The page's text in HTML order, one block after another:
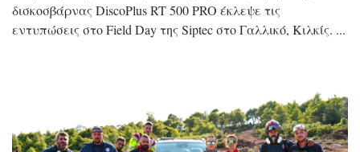
δισκοσβάρνας DiscoPlus RT 500 PRO έκλεψε τις
εντυπώσεις στο Field Day της Siptec στο Γαλλικό, Κιλκίς.